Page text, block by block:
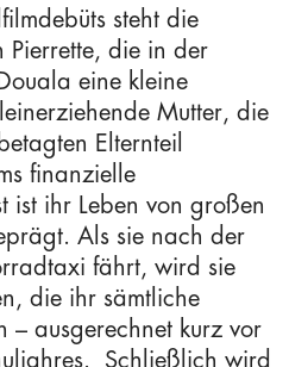
steht die
Pierrette, die in der
eine kleine
Mutter, die
Elternteil
finanzielle
ist ihr Leben von großen
Als sie nach der
fährt, wird sie
die ihr sämtliche
– ausgerechnet kurz vor
Schließlich wird